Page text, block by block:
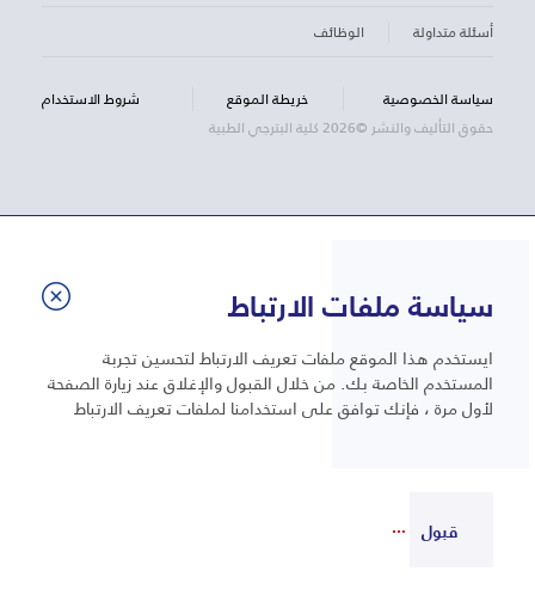
أسئلة متداولة
الوظائف
سياسة الخصوصية خريطة الموقع
شروط الاستخدام
حقوق التأليف والنشر ©2026 كلية البترجي الطبية
سياسة ملفات الارتباط
ايستخدم هذا الموقع ملفات تعريف الارتباط لتحسين تجربة
المستخدم الخاصة بك. من خلال القبول والإغلاق عند زيارة الصفحة
لأول مرة ، فإنك توافق على استخدامنا لملفات تعريف الارتباط
قبول